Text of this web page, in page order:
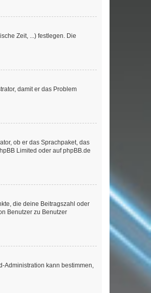
Zeit, ...) festlegen. Die
damit er das Problem
ob er das Sprachpaket, das
Limited oder aufphpBB.de
die deine Beitragszahl oder
Benutzer zu Benutzer
Administration kann bestimmen,